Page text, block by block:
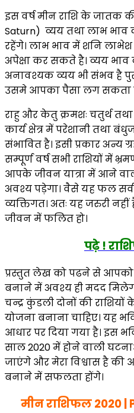
इस वर्ष मीन राशि के जातक
Saturn) व्यय तथा लाभ भाव
रहेंगे। लाभ भाव में शनि
अपेक्षा कर सकते है। व्यय भाव
अनावश्यक व्यय भी संभव है
उसमे आपका पैसा लग सकता
राहु और केतु क्रमशः चतुर्थ
कार्य क्षेत्र में परेशानी तथा
संभावित है। इसी प्रकार अन्य
सम्पूर्ण वर्ष सभी राशियों में
आपके जीवन यात्रा में आने
अवश्य पड़ेगा। वैसे यह फल
व्यक्तिगत। अतः यह जरुरी
जीवन में फलित हो।
पढ़े !
प्रस्तुत लेख को पढने से
बनाने में अवश्य ही मदद
चन्द्र कुंडली दोनों की
योजना बनाना चाहिए। यह
आधार पर दिया गया है। इस
साल 2020 में होने वाली
जाएंगे और मेरा विश्वास है
बनाने में सफलता होंगे।
मीन राशिफल 2020 |